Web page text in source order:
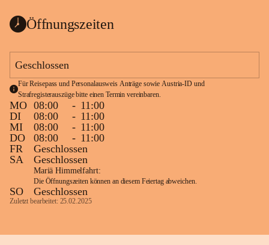
Öffnungszeiten
Geschlossen
Für Reisepass und Personalausweis Anträge sowie Austria-ID und
Strafregisterauszüge bitte einen Termin vereinbaren.
MO 08:00 - 11:00
DI
08:00 - 11:00
MI
08:00 - 11:00
DO
08:00 - 11:00
FR
Geschlossen
SA
Geschlossen
Mariä Himmelfahrt:
Die Öffnungszeiten können an diesem Feiertag abweichen.
SO Geschlossen
Zuletzt bearbeitet: 25.02.2025